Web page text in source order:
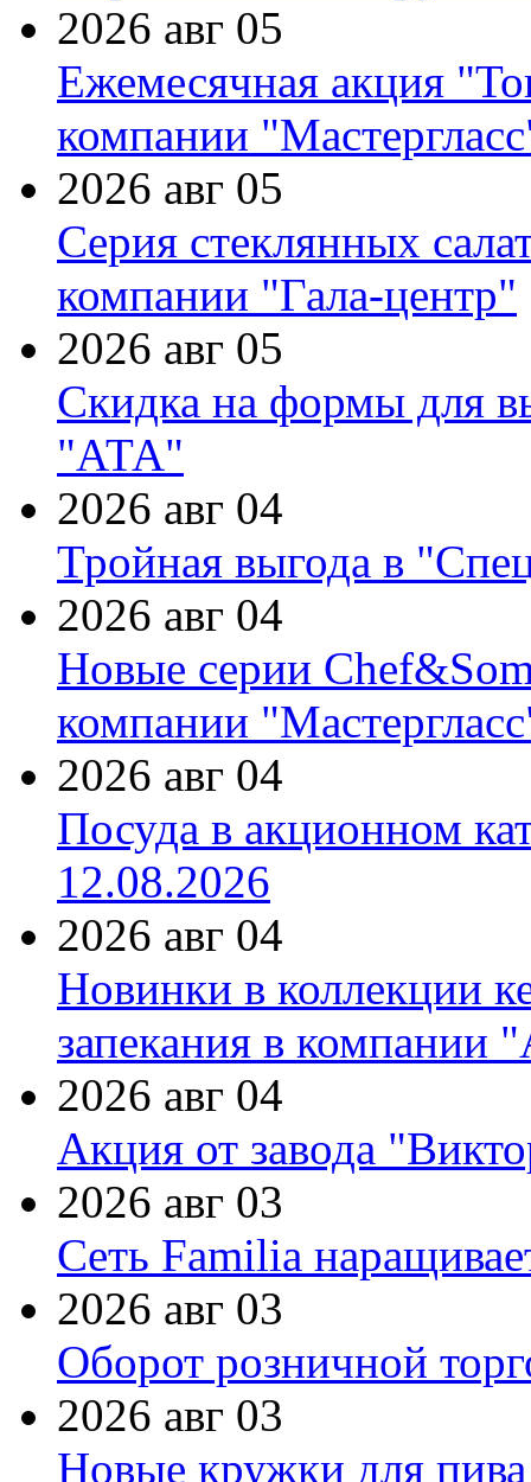
2026 авг 05
Ежемесячная акция
компании
2026 авг 05
Серия стеклянных
компании "Гала-центр"
2026 авг 05
Скидка на формы для
"АТА"
2026 авг 04
Тройная выгода в
2026 авг 04
Новые серии
компании
2026 авг 04
Посуда в акционном
12.08.2026
2026 авг 04
Новинки в коллекции
запекания в компании
2026 авг 04
Акция от завода
2026 авг 03
Сеть Familia
2026 авг 03
Оборот розничной
2026 авг 03
Новые кружки для